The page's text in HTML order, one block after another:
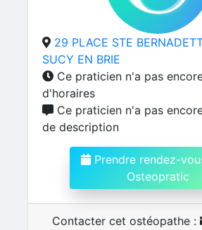
29 PLACE STE
SUCY EN BRIE
Ce praticien n'a pas
d'horaires
Ce praticien n'a pas
de description
Prendre rendez-
Osteopratic
Contacter cet ostéopathe :